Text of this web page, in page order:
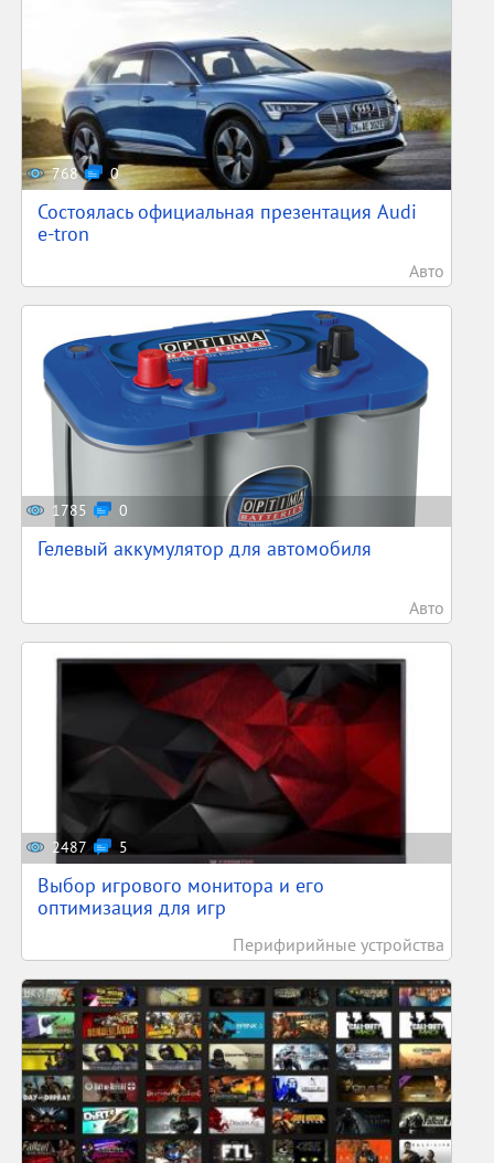
768 0
Состоялась официальная презентация Audi
e-tron
Авто
1785 0
Гелевый аккумулятор для автомобиля
Авто
2487 5
Выбор игрового монитора и его
оптимизация для игр
Перифирийные устройства